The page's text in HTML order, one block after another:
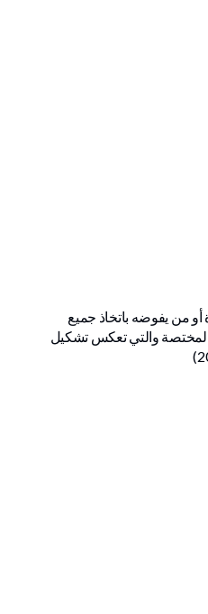
أو من يفوضه باتخاذ جميع
المختصة والتي تعكس تشكيل